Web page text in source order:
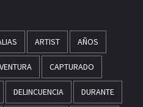
ARTIST AÑOS
CAPTURADO
DELINCUENCIA DURANTE